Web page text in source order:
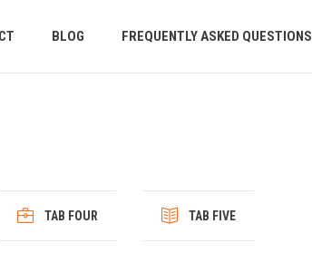
BLOG FREQUENTLY ASKED QUESTIONS
TAB FOUR TAB FIVE